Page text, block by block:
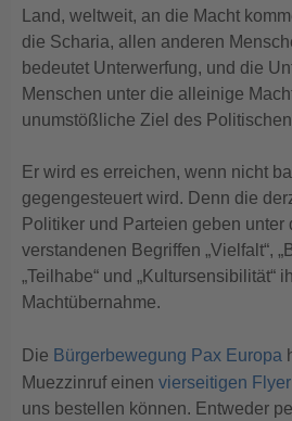
Land, weltweit, an die Macht
die Scharia, allen anderen
bedeutet Unterwerfung, und die
Menschen unter die alleinige
unumstößliche Ziel des
Er wird es erreichen, wenn nicht
gegengesteuert wird. Denn die
Politiker und Parteien geben unter
verstandenen Begriffen „Vielfalt“,
„Teilhabe“ und „Kultursensibilität“
Machtübernahme.
Die Bürgerbewegung Pax Europa
Muezzinruf einen vierseitigen
uns bestellen können. Entweder